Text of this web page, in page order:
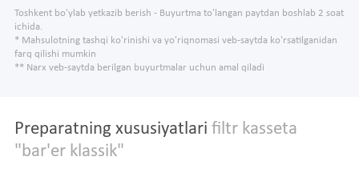
Toshkent bo'ylab yetkazib berish - Buyurtma to'langan paytdan boshlab 2 soat
ichida.
* Mahsulotning tashqi ko'rinishi va yo'riqnomasi veb-saytda ko'rsatilganidan
farq qilishi mumkin
** Narx veb-saytda berilgan buyurtmalar uchun amal qiladi
Preparatning xususiyatlari filtr kasseta
"bar'er klassik"